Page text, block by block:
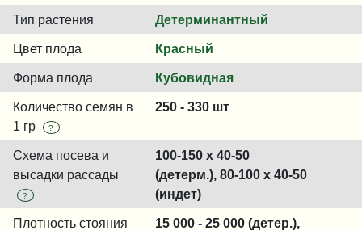
Тип растения Детерминантный
Цвет плода Красный
Форма плода Кубовидная
Количество семян в
1 гр
?
250 - 330 шт
Схема посева и
высадки рассады
?
100-150 x 40-50
(детерм.), 80-100 x 40-50
(индет)
Плотность стояния
15 000 - 25 000 (детер.),